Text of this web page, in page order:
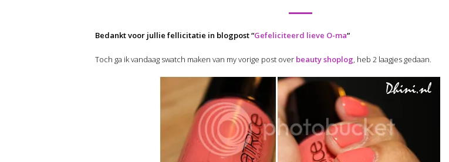
Bedankt voor jullie fellicitatie in blogpost “Gefeliciteerd lieve O-ma“
Toch ga ik vandaag swatch maken van my vorige post over beauty shoplog, heb 2 laagjes gedaan.